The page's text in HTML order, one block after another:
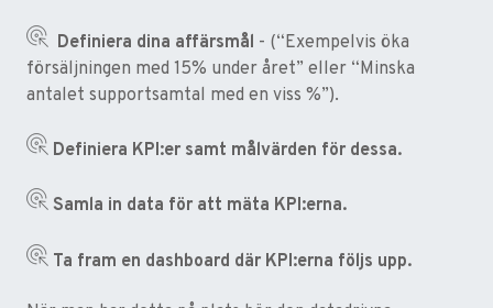
Definiera dina affärsmål - (“Exempelvis öka
försäljningen med 15% under året” eller “Minska
antalet supportsamtal med en viss %”).
Definiera KPI:er samt målvärden för dessa.
Samla in data för att mäta KPI:erna.
Ta fram en dashboard där KPI:erna följs upp.